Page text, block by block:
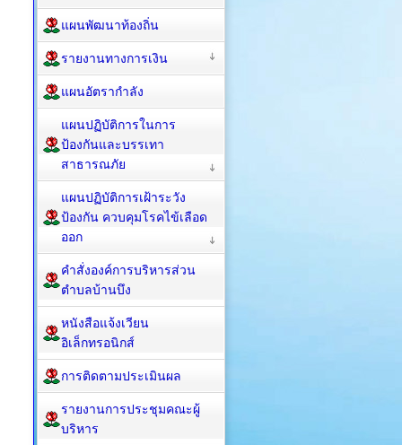
แผนพัฒนาท้องถิ่น
รายงานทางการเงิน
แผนอัตรากำลัง
แผนปฏิบัติการในการ
ป้องกันและบรรเทา
สาธารณภัย
แผนปฏิบัติการเฝ้าระวัง
ป้องกัน ควบคุมโรคไข้เลือด
ออก
คำสั่งองค์การบริหารส่วน
ตำบลบ้านบึง
หนังสือแจ้งเวียน
อิเล็กทรอนิกส์
การติดตามประเมินผล
รายงานการประชุมคณะผู้
บริหาร